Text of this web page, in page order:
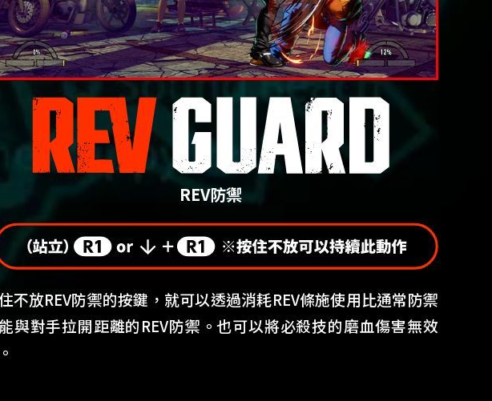
REV防禦
不放REV防禦的按鍵，就可以透過消耗REV條施使用比通常防禦
與對手拉開距離的REV防禦。也可以將必殺技的磨血傷害無效